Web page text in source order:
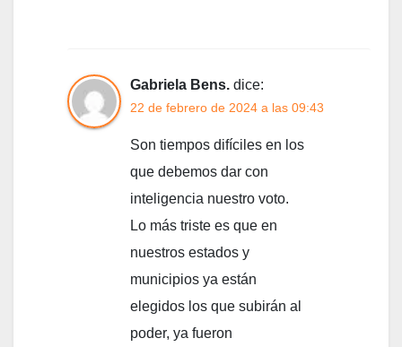
Gabriela Bens. dice:
22 de febrero de 2024 a las 09:43
Son tiempos difíciles en los
que debemos dar con
inteligencia nuestro voto.
Lo más triste es que en
nuestros estados y
municipios ya están
elegidos los que subirán al
poder, ya fueron